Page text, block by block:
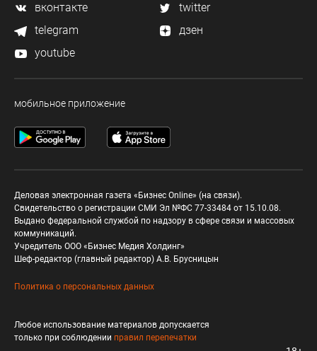
вконтакте
twitter
telegram
дзен
youtube
мобильное приложение
Деловая электронная газета «Бизнес Online» (на связи).
Свидетельство о регистрации СМИ Эл №ФС 77-33484 от 15.10.08.
Выдано федеральной службой по надзору в сфере связи и массовых
коммуникаций.
Учредитель ООО «Бизнес Медия Холдинг»
Шеф-редактор (главный редактор) А.В. Брусницын
Политика о персональных данных
Любое использование материалов допускается
только при соблюдении правил перепечатки